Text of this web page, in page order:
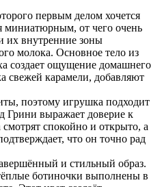
первым делом хочется
миниатюрным, от чего очень
внутренние зоны
молока. Основное тело из
создает ощущение домашнего
свежей карамели, добавляют
поэтому игрушка подходит
Грини выражает доверие к
спокойно и открыто, а
что он точно рад
и стильный образ.
ботиночки выполнены в